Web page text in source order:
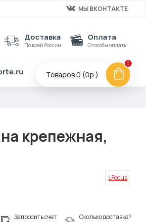
МЫ ВКОНТАКТЕ
Доставка
По всей России
Оплата
Способы оплаты
Товаров 0 (0р.)
0
крепежная,
LFocus
Запросить счет Сколько доставка?